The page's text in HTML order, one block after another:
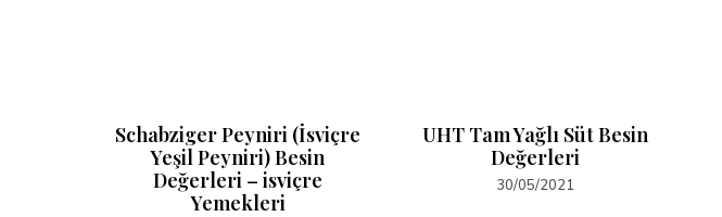
Schabziger Peyniri (İsviçre
Yeşil Peyniri) Besin
Değerleri – isviçre
Yemekleri
UHT Tam Yağlı Süt Besin
Değerleri
30/05/2021